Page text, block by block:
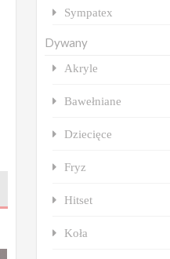
Sympatex
Dywany
Akryle
Bawełniane
Dziecięce
Fryz
Hitset
Koła